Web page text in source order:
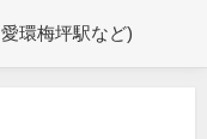
環梅坪駅など)